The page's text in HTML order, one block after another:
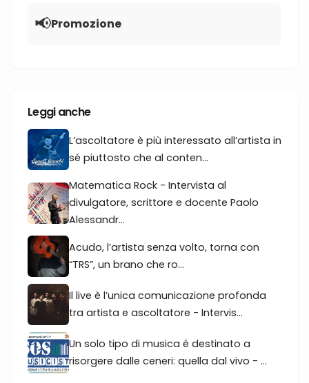
📢Promozione
Leggi anche
L’ascoltatore è più interessato all’artista in
sé piuttosto che al conten...
Matematica Rock - Intervista al
divulgatore, scrittore e docente Paolo
Alessandr...
Acudo, l’artista senza volto, torna con
“TRS”, un brano che ro...
Il live è l’unica comunicazione profonda
tra artista e ascoltatore - Intervis...
Un solo tipo di musica è destinato a
risorgere dalle ceneri: quella dal vivo - ...